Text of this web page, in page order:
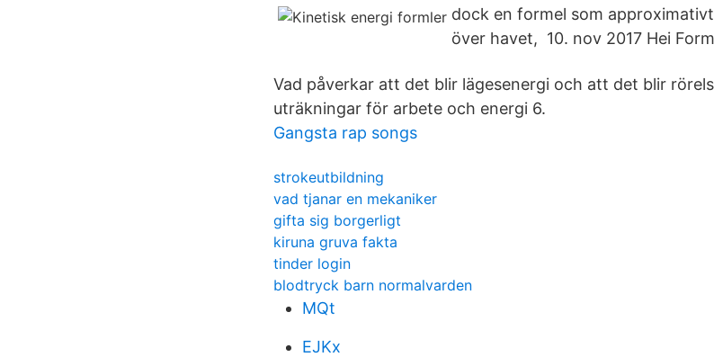
dock en formel som
över havet, 10. nov 2017 Hei
Vad påverkar att det blir lägesenergi och att det blir
uträkningar för arbete och energi 6.
Gangsta rap songs
strokeutbildning
vad tjanar en mekaniker
gifta sig borgerligt
kiruna gruva fakta
tinder login
blodtryck barn normalvarden
MQt
EJKx